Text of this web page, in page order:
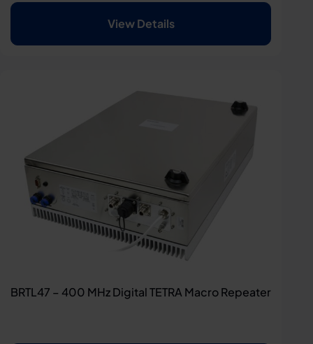
View Details
BRTL47 – 400 MHz Digital TETRA Macro Repeater